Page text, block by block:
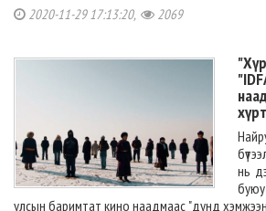
2020-11-29 17:13:20, 2069
нь
улсын баримтат кино наадмаас "дунд